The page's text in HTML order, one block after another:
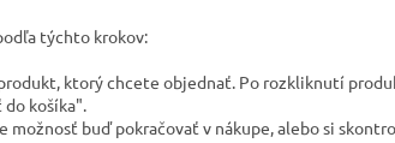
týchto krokov:
ktorý chcete objednať. Po rozkliknutí
košíka".
možnosť buď pokračovať v nákupe, alebo si